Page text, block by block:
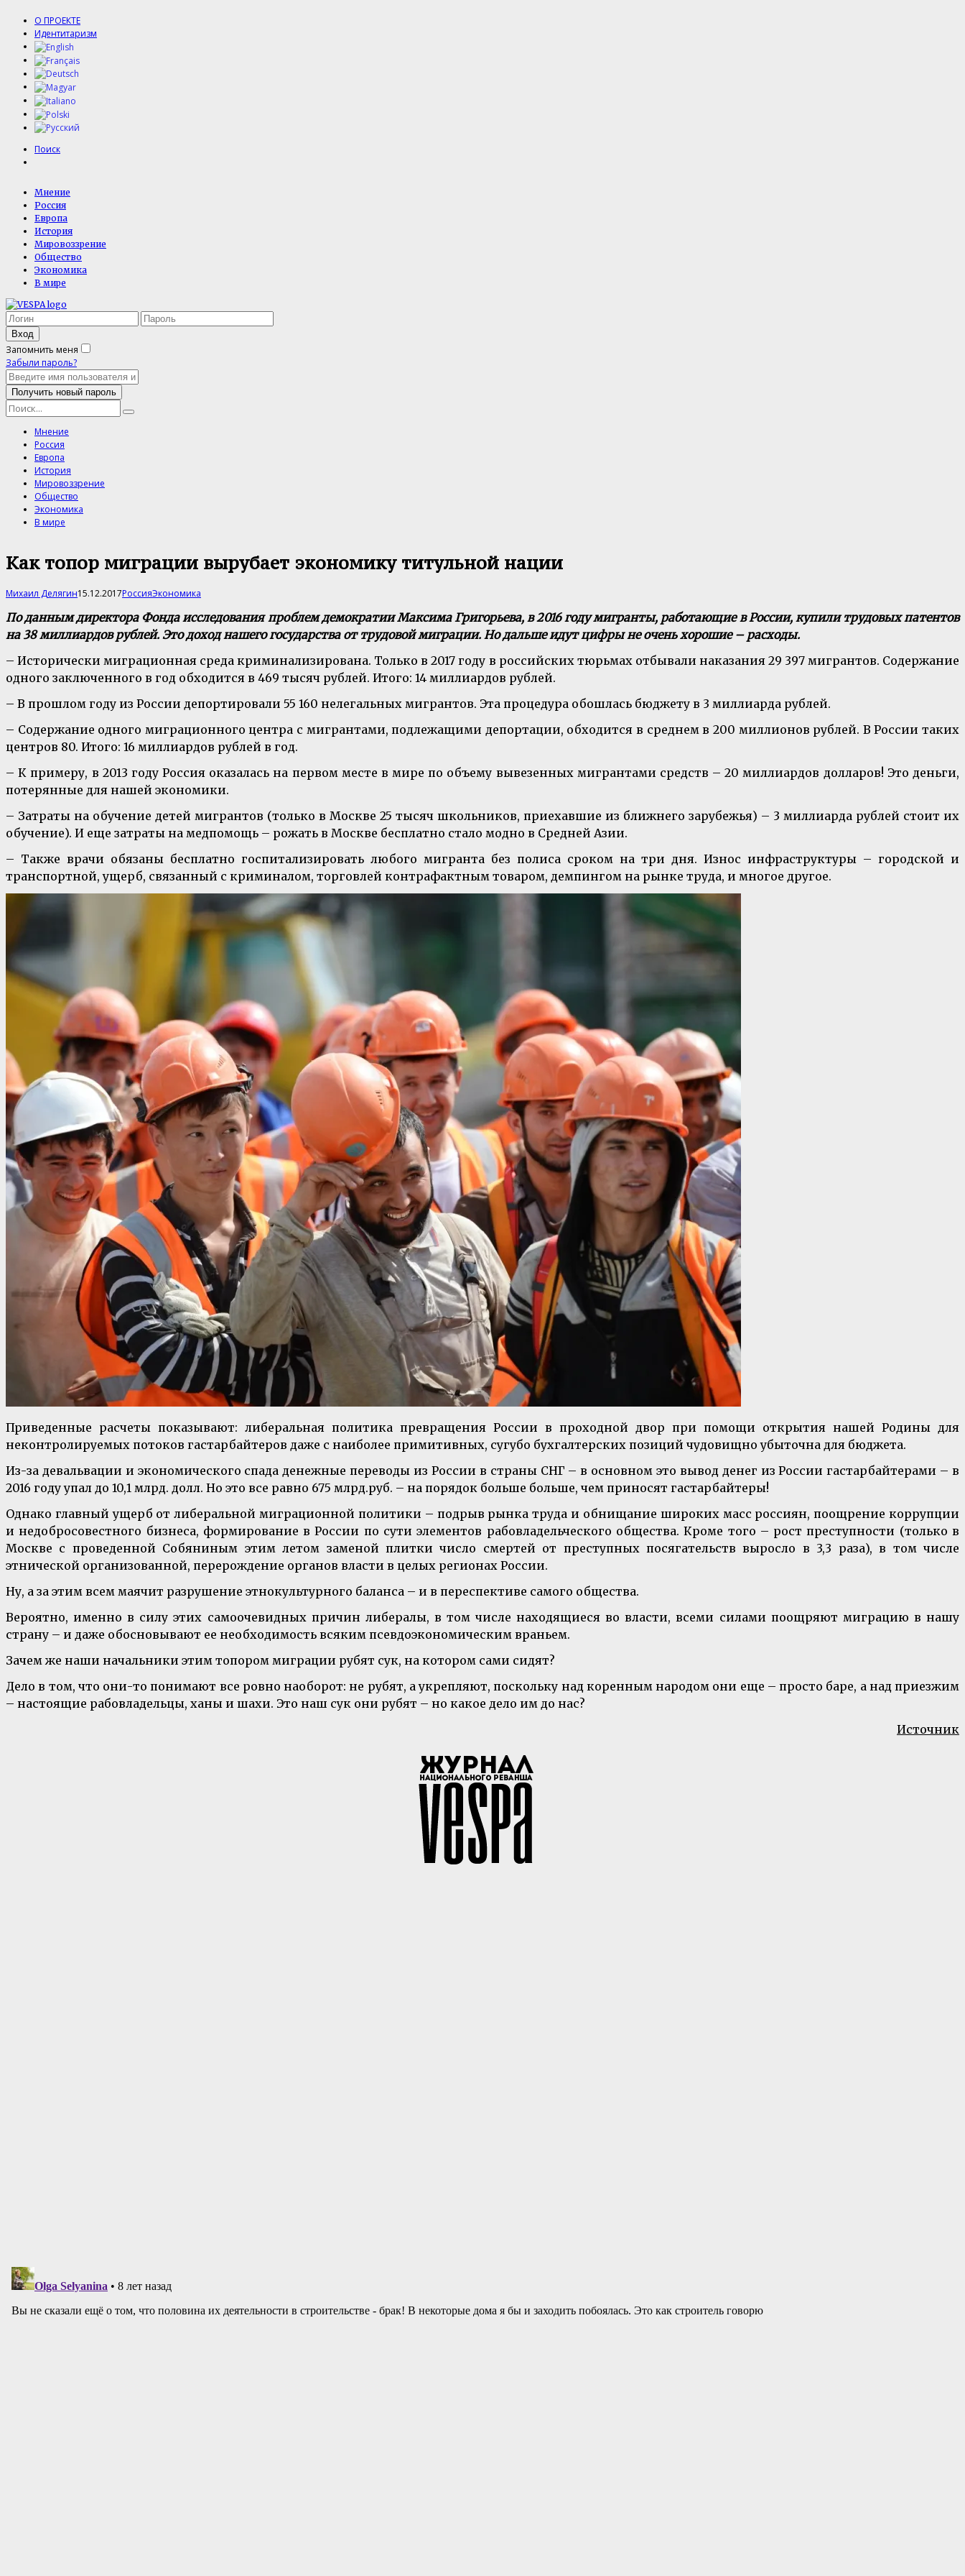
О ПРОЕКТЕ
Идентитаризм
Поиск
Мнение
Россия
Европа
История
Мировоззрение
Общество
Экономика
В мире
Запомнить меня
Забыли пароль?
Мнение
Россия
Европа
История
Мировоззрение
Общество
Экономика
В мире
Как топор миграции вырубает экономику титульной нации
Михаил Делягин15.12.2017РоссияЭкономика
По данным директора Фонда исследования проблем демократии Максима Григорьева, в 2016 году мигранты, работающие в России, купили трудовых патентов
на 38 миллиардов рублей. Это доход нашего государства от трудовой миграции. Но дальше идут цифры не очень хорошие – расходы.
– Исторически миграционная среда криминализирована. Только в 2017 году в российских тюрьмах отбывали наказания 29 397 мигрантов. Содержание
одного заключенного в год обходится в 469 тысяч рублей. Итого: 14 миллиардов рублей.
– В прошлом году из России депортировали 55 160 нелегальных мигрантов. Эта процедура обошлась бюджету в 3 миллиарда рублей.
– Содержание одного миграционного центра с мигрантами, подлежащими депортации, обходится в среднем в 200 миллионов рублей. В России таких
центров 80. Итого: 16 миллиардов рублей в год.
– К примеру, в 2013 году Россия оказалась на первом месте в мире по объему вывезенных мигрантами средств – 20 миллиардов долларов! Это деньги,
потерянные для нашей экономики.
– Затраты на обучение детей мигрантов (только в Москве 25 тысяч школьников, приехавшие из ближнего зарубежья) – 3 миллиарда рублей стоит их
обучение). И еще затраты на медпомощь – рожать в Москве бесплатно стало модно в Средней Азии.
– Также врачи обязаны бесплатно госпитализировать любого мигранта без полиса сроком на три дня. Износ инфраструктуры – городской и
транспортной, ущерб, связанный с криминалом, торговлей контрафактным товаром, демпингом на рынке труда, и многое другое.
Приведенные расчеты показывают: либеральная политика превращения России в проходной двор при помощи открытия нашей Родины для
неконтролируемых потоков гастарбайтеров даже с наиболее примитивных, сугубо бухгалтерских позиций чудовищно убыточна для бюджета.
Из-за девальвации и экономического спада денежные переводы из России в страны СНГ – в основном это вывод денег из России гастарбайтерами – в
2016 году упал до 10,1 млрд. долл. Но это все равно 675 млрд.руб. – на порядок больше больше, чем приносят гастарбайтеры!
Однако главный ущерб от либеральной миграционной политики – подрыв рынка труда и обнищание широких масс россиян, поощрение коррупции
и недобросовестного бизнеса, формирование в России по сути элементов рабовладельческого общества. Кроме того – рост преступности (только в
Москве с проведенной Собяниным этим летом заменой плитки число смертей от преступных посягательств выросло в 3,3 раза), в том числе
этнической организованной, перерождение органов власти в целых регионах России.
Ну, а за этим всем маячит разрушение этнокультурного баланса – и в переспективе самого общества.
Вероятно, именно в силу этих самоочевидных причин либералы, в том числе находящиеся во власти, всеми силами поощряют миграцию в нашу
страну – и даже обосновывают ее необходимость всяким псевдоэкономическим враньем.
Зачем же наши начальники этим топором миграции рубят сук, на котором сами сидят?
Дело в том, что они-то понимают все ровно наоборот: не рубят, а укрепляют, поскольку над коренным народом они еще – просто баре, а над приезжим
– настоящие рабовладельцы, ханы и шахи. Это наш сук они рубят – но какое дело им до нас?
Источник